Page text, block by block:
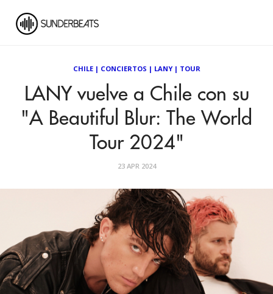
CHILE| CONCIERTOS | LANY| TOUR
LANY vuelve a Chile con su
"A Beautiful Blur: The World
Tour 2024"
23 APR 2024